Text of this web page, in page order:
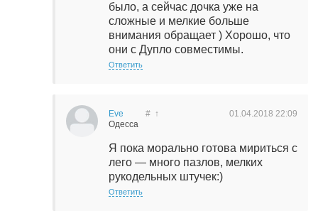
было, а сейчас дочка уже на
сложные и мелкие больше
внимания обращает ) Хорошо, что
они с Дупло совместимы.
Ответить
Eve
Одесса
01.04.2018 22:09
# ↑
Я пока морально готова мириться с
лего — много пазлов, мелких
рукодельных штучек:)
Ответить